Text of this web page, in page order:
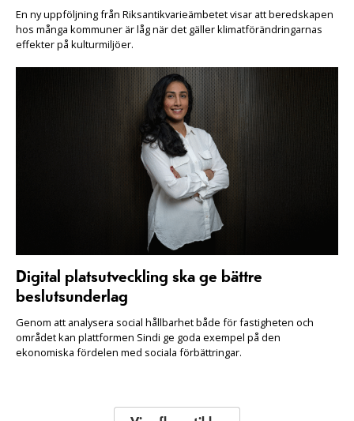
En ny uppföljning från Riksantikvarieämbetet visar att beredskapen
hos många kommuner är låg när det gäller klimatförändringarnas
effekter på kulturmiljöer.
Digital platsutveckling ska ge bättre
beslutsunderlag
Genom att analysera social hållbarhet både för fastigheten och
området kan plattformen Sindi ge goda exempel på den
ekonomiska fördelen med sociala förbättringar.